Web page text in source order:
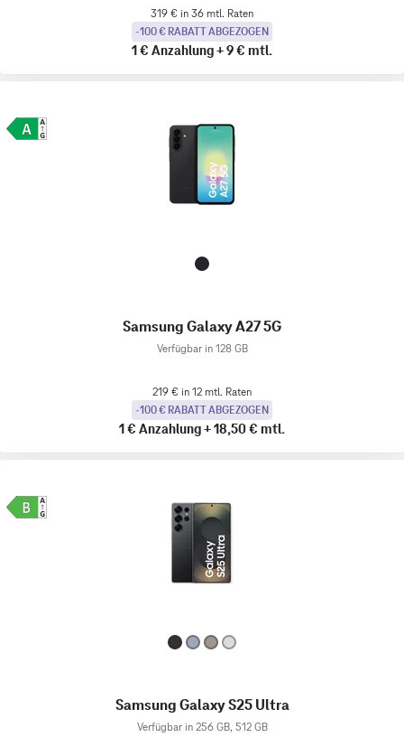
319 € in 36 mtl. Raten
-100 € RABATT ABGEZOGEN
1 € Anzahlung+9 € mtl.
Samsung Galaxy A27 5G
Verfügbar in 128 GB
219 € in 12 mtl. Raten
-100 € RABATT ABGEZOGEN
1 € Anzahlung+18,50 € mtl.
Samsung Galaxy S25 Ultra
Verfügbar in 256 GB, 512 GB